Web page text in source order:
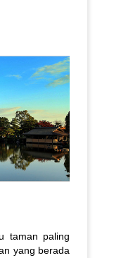
taman paling
yang berada